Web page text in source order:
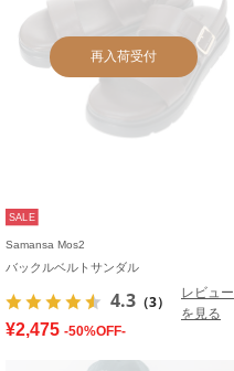
再入荷受付
SALE
Samansa Mos2
バックルベルトサンダル
4.3 （3）
レビュー
を見る
¥2,475 -50%OFF-